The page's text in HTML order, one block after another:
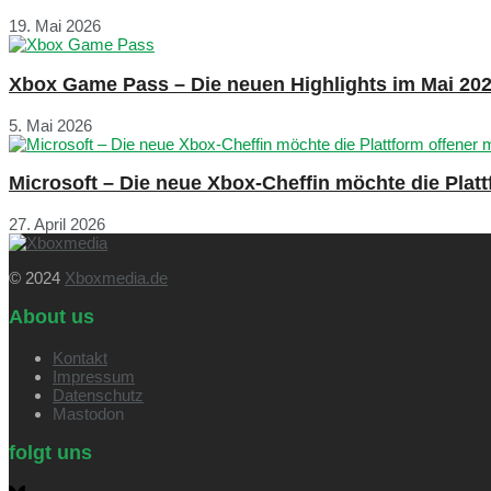
19. Mai 2026
Xbox Game Pass – Die neuen Highlights im Mai
5. Mai 2026
Microsoft – Die neue Xbox-Cheffin möchte die
27. April 2026
© 2024 Xboxmedia.de
About us
Kontakt
Impressum
Datenschutz
Mastodon
folgt uns